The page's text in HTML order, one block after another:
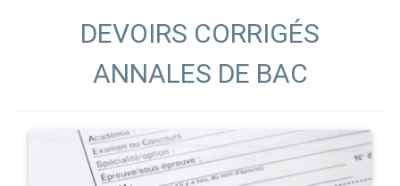
DEVOIRS CORRIGÉS
ANNALES DE BAC